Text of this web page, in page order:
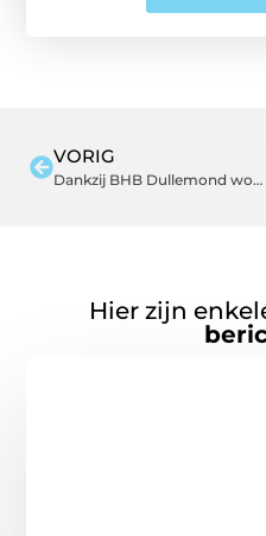
VORIG
Dankzij BHB Dullemond worden fusies en overnames een stuk makkelijker
Hier zijn